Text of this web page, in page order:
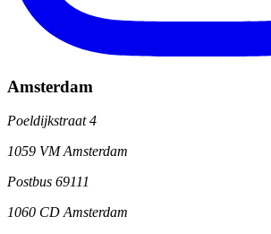
Amsterdam
Poeldijkstraat 4
1059 VM Amsterdam
Postbus 69111
1060 CD Amsterdam